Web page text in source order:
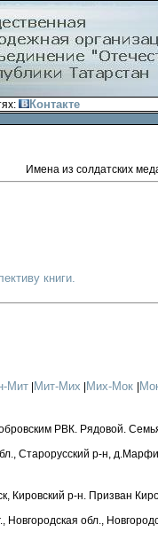
Контакте
Имена из солдатских
книги.
Мит Мит-Мих Мих-Мок
РВК. Рядовой.
Старорусский р-н,
Кировский р-н. Призван
Новгородская обл.,